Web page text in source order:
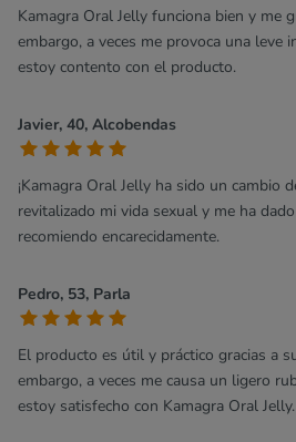
Kamagra Oral Jelly funciona bien y me
embargo, a veces me provoca una leve
estoy contento con el producto.
Javier, 40, Alcobendas
¡Kamagra Oral Jelly ha sido un cambio
revitalizado mi vida sexual y me ha
recomiendo encarecidamente.
Pedro, 53, Parla
El producto es útil y práctico gracias a
embargo, a veces me causa un ligero
estoy satisfecho con Kamagra Oral Jelly.